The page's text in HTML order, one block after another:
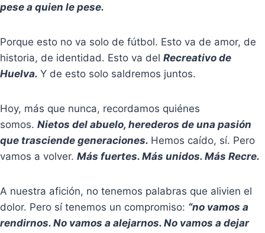
pese a quien le pese.
Porque esto no va solo de fútbol. Esto va de amor, de
historia, de identidad. Esto va del Recreativo de
Huelva. Y de esto solo saldremos juntos.
Hoy, más que nunca, recordamos quiénes
somos. Nietos del abuelo, herederos de una pasión
que trasciende generaciones. Hemos caído, sí. Pero
vamos a volver. Más fuertes. Más unidos. Más Recre.
A nuestra afición, no tenemos palabras que alivien el
dolor. Pero sí tenemos un compromiso: “no vamos a
rendirnos. No vamos a alejarnos. No vamos a dejar